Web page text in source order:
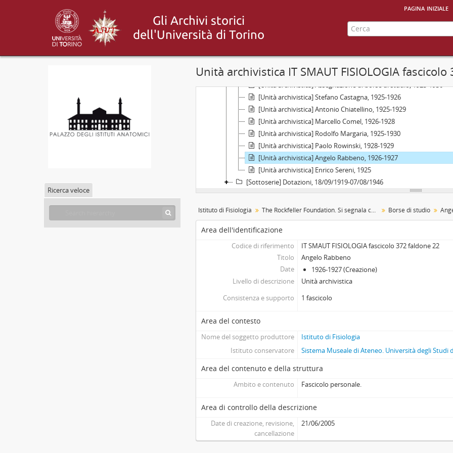
pagina iniziale
Ricerca veloce
Unità archivistica IT SMAUT FISIOLOGIA
[Serie] Laboratorio Scientifico Internazionale del Monte Rosa (Istituto
[Serie] Medicina sportiva, 1958-1960
[Serie] Centro Studi e Ricerche di Medicina Aeronautica di Torino (già Centro Sussidiario di Studi di
[Serie] The Rockfeller Foundation. Si segnala che nella serie Corrispondenza, sottoserie Corrispondenza con
[Sottoserie] Borse di studio, 1925-1930
[Unità archivistica] Assegnazione di borse di studio, 1925-1930
[Unità archivistica] Stefano Castagna, 1925-1926
[Unità archivistica] Antonio Chiatellino, 1925-1929
[Unità archivistica] Marcello Comel, 1926-1928
[Unità archivistica] Rodolfo Margaria, 1925-1930
[Unità archivistica] Paolo Rowinski, 1928-1929
[Unità archivistica] Angelo Rabbeno, 1926-1927
[Unità archivistica] Enrico Sereni, 1925
[Sottoserie] Dotazioni, 18/09/1919-07/08/1946
Istituto di Fisiologia The Rockfeller Foundation. Si segnala che nella serie Corrispondenza, sottoserie Corrispondenza con classificazione, categoria 27, è compresa corrispondenza degli anni 1930 - 1937. Borse di studio
Area dell'identificazione
Codice di riferimento
IT SMAUT FISIOLOGIA fascicolo 372 faldone 22
Titolo
Angelo Rabbeno
Date
1926-1927 (Creazione)
Livello di descrizione
Unità archivistica
Consistenza e supporto
1 fascicolo
Area del contesto
Nome del soggetto produttore
Istituto di Fisiologia
Istituto conservatore
Sistema Museale di Ateneo. Università degli Studi
Area del contenuto e della struttura
Ambito e contenuto Fascicolo personale.
Area di controllo della descrizione
Date di creazione, revisione,
cancellazione
21/06/2005